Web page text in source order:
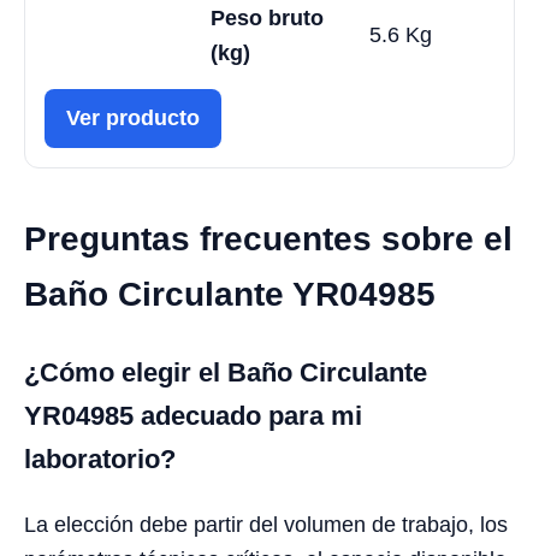
Peso bruto
(kg)
5.6 Kg
Ver producto
Preguntas frecuentes sobre el
Baño Circulante YR04985
¿Cómo elegir el Baño Circulante
YR04985 adecuado para mi
laboratorio?
La elección debe partir del volumen de trabajo, los